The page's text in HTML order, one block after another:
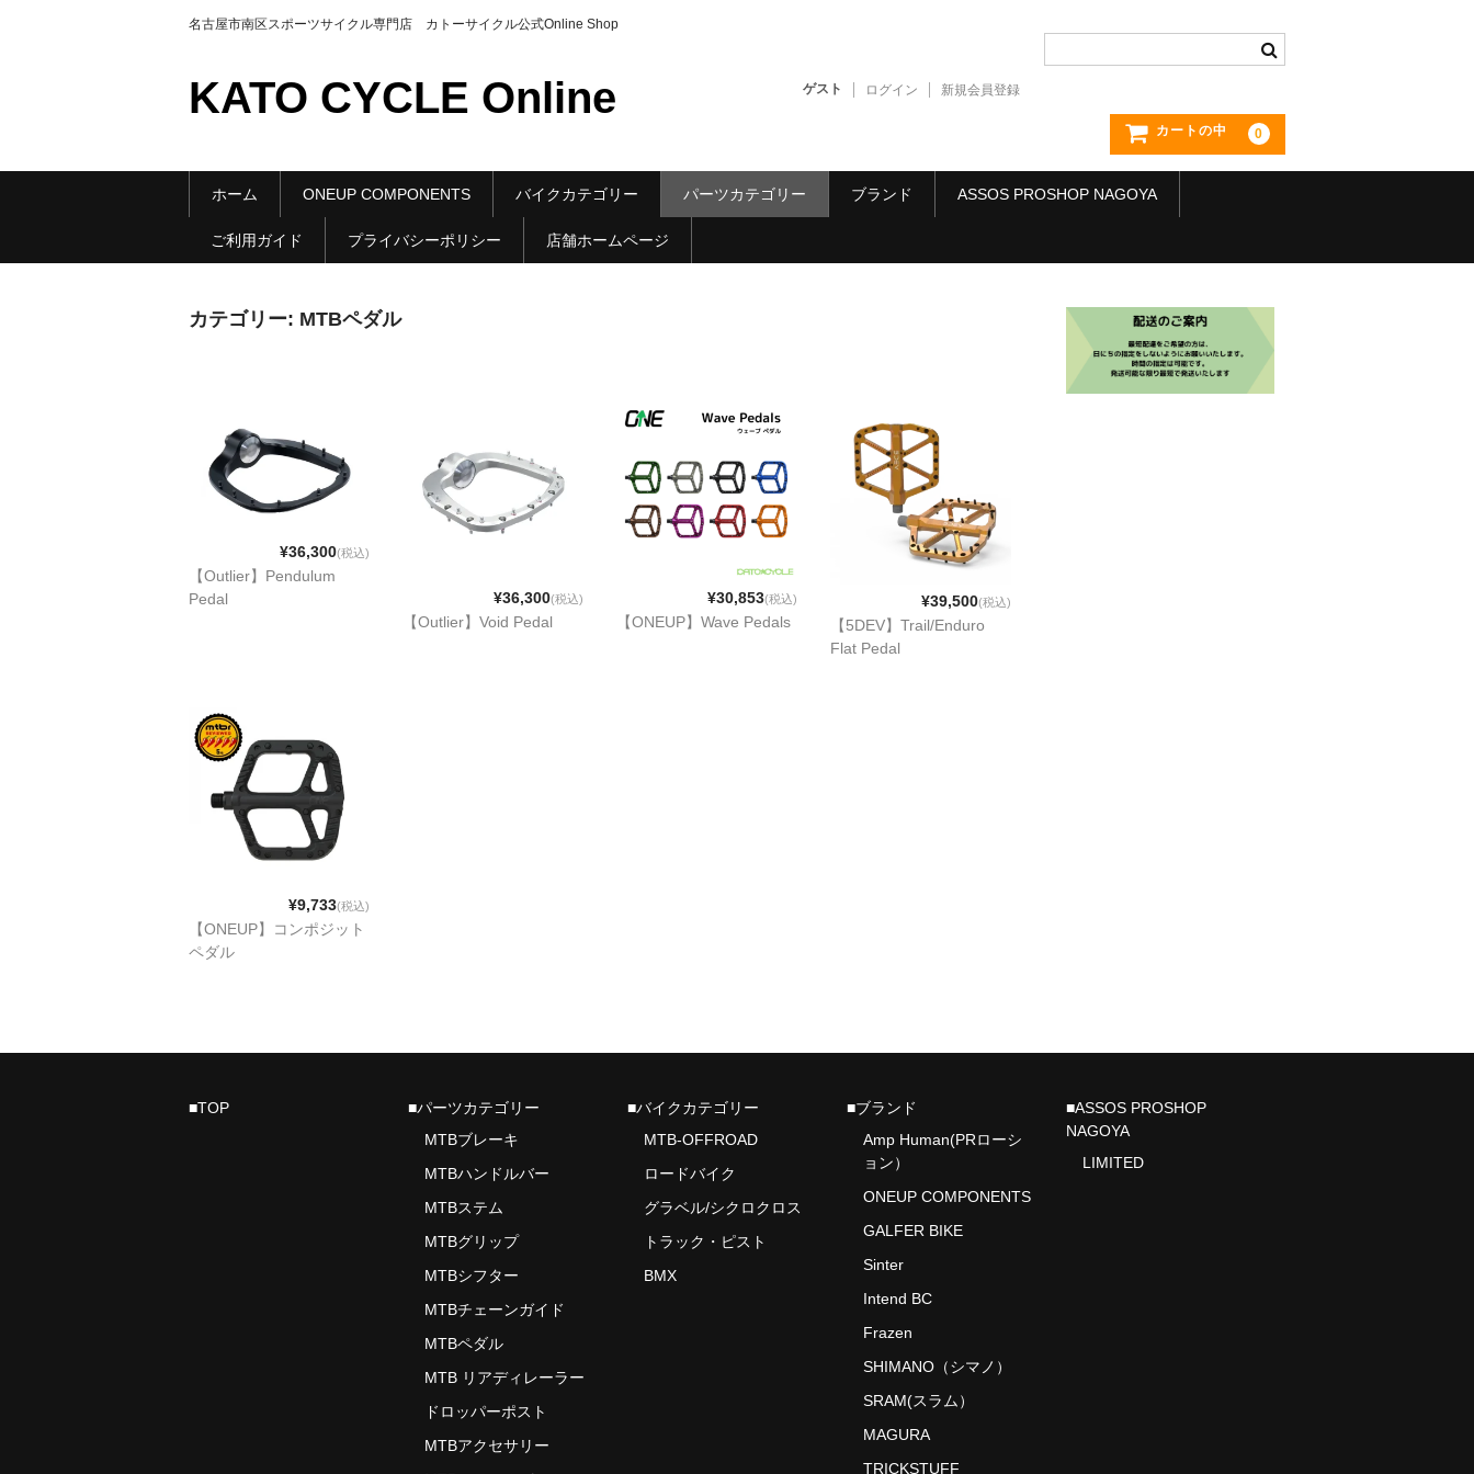
名古屋市南区スポーツサイクル専門店 カトーサイクル公式Online Shop
KATO CYCLE Online ゲスト ログイン 新規会員登録
カートの中 0
ホーム ONEUP COMPONENTS バイクカテゴリー パーツカテゴリー ブランド ASSOS PROSHOP NAGOYA
ご利用ガイド プライバシーポリシー 店舗ホームページ
カテゴリー: MTBペダル
¥36,300(税込)
【Outlier】Pendulum
Pedal
¥36,300(税込)
【Outlier】Void Pedal
¥30,853(税込)
【ONEUP】Wave Pedals
¥39,500(税込)
【5DEV】Trail/Enduro
Flat Pedal
¥9,733(税込)
【ONEUP】コンポジット
ペダル
■TOP
■パーツカテゴリー
MTBブレーキ
MTBハンドルバー
MTBステム
MTBグリップ
MTBシフター
MTBチェーンガイド
MTBペダル
MTB リアディレーラー
ドロッパーポスト
MTBアクセサリー
■バイクカテゴリー
MTB-OFFROAD
ロードバイク
グラベル/シクロクロス
トラック・ピスト
BMX
■ブランド
Amp Human(PRローシ
ョン）
ONEUP COMPONENTS
GALFER BIKE
Sinter
Intend BC
Frazen
SHIMANO（シマノ）
SRAM(スラム）
MAGURA
TRICKSTUFF
■ASSOS PROSHOP
NAGOYA
LIMITED